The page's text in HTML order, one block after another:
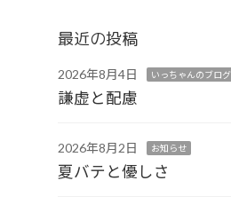
最近の投稿
2026年8月4日 いっちゃんのブログ
謙虚と配慮
2026年8月2日 お知らせ
夏バテと優しさ